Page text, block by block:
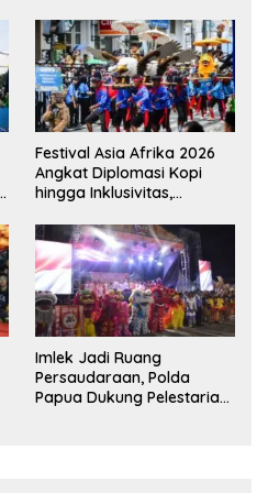
Festival Asia Afrika 2026
Angkat Diplomasi Kopi
hingga Inklusivitas,
Duta Besar
Imlek Jadi Ruang
Persaudaraan, Polda
Papua Dukung Pelestarian